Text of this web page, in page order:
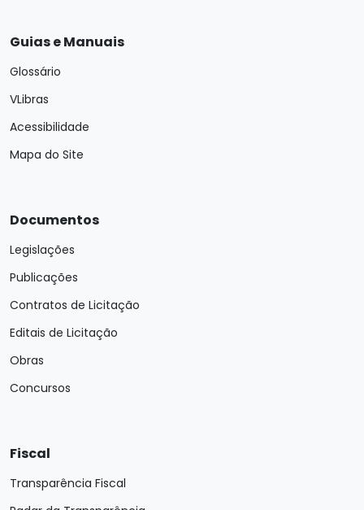
Guias e Manuais
Glossário
VLibras
Acessibilidade
Mapa do Site
Documentos
Legislações
Publicações
Contratos de Licitação
Editais de Licitação
Obras
Concursos
Fiscal
Transparência Fiscal